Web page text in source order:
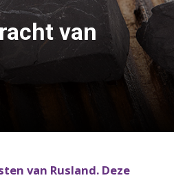
van
van Rusland. Deze